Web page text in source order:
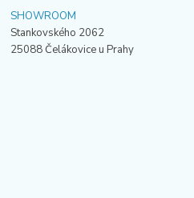
SHOWROOM
Stankovského 2062
25088 Čelákovice u Prahy